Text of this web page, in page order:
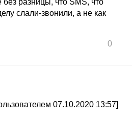
разницы, что SMS, что
слали-звонили, а не как
0
07.10.2020 13:57]